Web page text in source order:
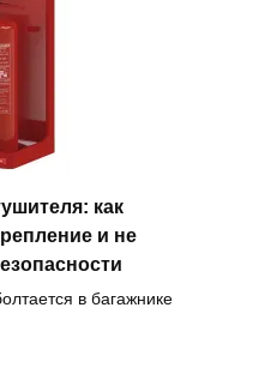
как
и не
в багажнике